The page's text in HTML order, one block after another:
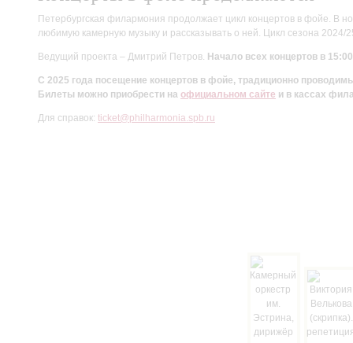
Петербургская филармония продолжает цикл концертов в фойе. В
любимую камерную музыку и рассказывать о ней. Цикл сезона
Ведущий проекта – Дмитрий Петров. Начало всех концертов в
С 2025 года посещение концертов в фойе, традиционно
Билеты можно приобрести на официальном сайте и в кассах
Для справок: ticket@philharmonia.spb.ru